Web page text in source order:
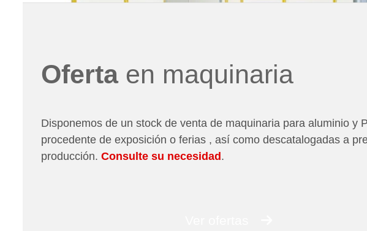
Ofertaen maquinaria
Disponemos de un stock de venta de maquinaria para aluminio y
procedente de exposición o ferias , así como descatalogadas a
producción.Consulte su necesidad.